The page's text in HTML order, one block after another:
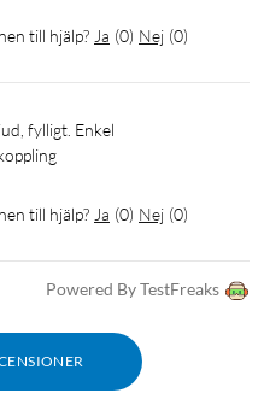
ingår, laddare köps separat.
till hjälp? Ja (0) Nej (0)
till hjälp? Ja (0) Nej (0)
Powered By TestFreaks